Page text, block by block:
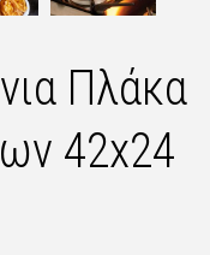
Πλάκα
42x24